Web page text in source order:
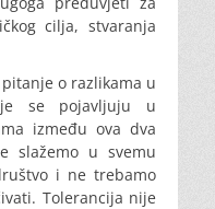
cilja, stvaranja
o razlikama u
se pojavljuju u
između ova dva
slažemo u svemu
i ne trebamo
Tolerancija nije